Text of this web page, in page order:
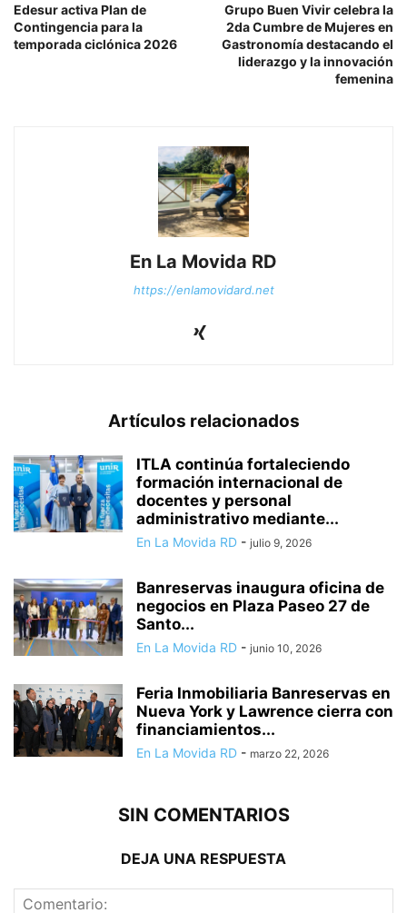
Edesur activa Plan de
Contingencia para la
temporada ciclónica 2026
Grupo Buen Vivir celebra la
2da Cumbre de Mujeres en
Gastronomía destacando el
liderazgo y la innovación
femenina
En La Movida RD
https://enlamovidard.net
Artículos relacionados
ITLA continúa fortaleciendo
formación internacional de
docentes y personal
administrativo mediante...
En La Movida RD - julio 9, 2026
Banreservas inaugura oficina de
negocios en Plaza Paseo 27 de
Santo...
En La Movida RD - junio 10, 2026
Feria Inmobiliaria Banreservas en
Nueva York y Lawrence cierra con
financiamientos...
En La Movida RD - marzo 22, 2026
SIN COMENTARIOS
DEJA UNA RESPUESTA